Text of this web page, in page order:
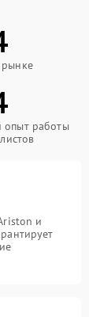
рынке
работы
и